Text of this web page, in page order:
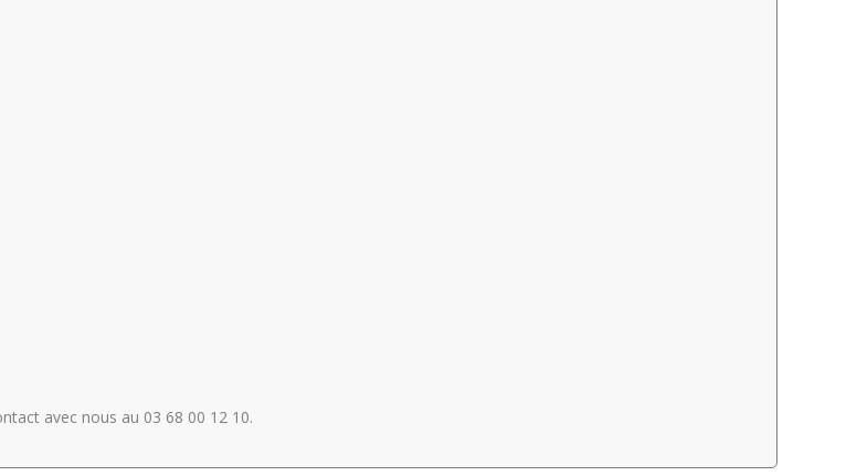
avec nous au 03 68 00 12 10.